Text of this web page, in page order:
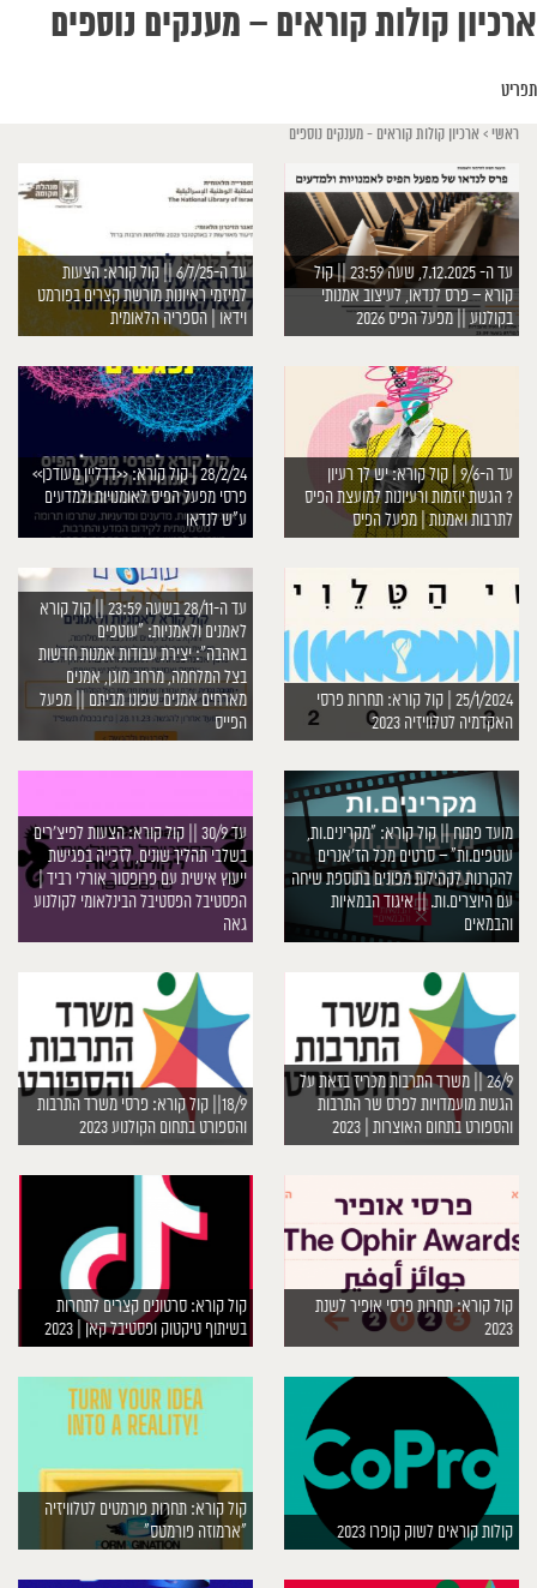
ארכיון קולות קוראים – מענקים נוספים
תפריט
ראשי > ארכיון קולות קוראים - מענקים נוספים
עד ה- 7.12.2025, שעה 23:59 || קול
קורא – פרס לנדאו, לעיצוב אמנותי
בקולנוע || מפעל הפיס 2026
עד ה-6/7/25 || קול קורא: הצעות
למיזמי ראיונות מורשת קצרים בפורמט
וידאו | הספריה הלאומית
עד ה-9/6 | קול קורא: יש לך רעיון
? הגשת יוזמות ורעיונות למועצת הפיס
לתרבות ואמנות | מפעל הפיס
28/2/24 | קול קורא: <<דדליין מעודכן>>
פרסי מפעל הפיס לאומנויות ולמדעים
ע”ש לנדאו
25/1/2024 | קול קורא: תחרות פרסי
האקדמיה לטלוויזיה 2023
עד ה-28/11 בשעה 23:59 || קול קורא
לאמנים ולאמניות: ״עוטפים
באהבה״: יצירת עבודות אמנות חדשות
בצל המלחמה, מרחב מוגן, אמנים
מארחים אמנים שפונו מביתם || מפעל
הפייס
מועד פתוח || קול קורא: ״מקרינים.ות,
עוטפים.ות״ – סרטים מכל הז׳אנרים
להקרנות לקהילות מפונים בתוספת שיחה
עם היוצרים.ות. || איגוד הבמאיות
והבמאים
עד 30/9 || קול קורא: הצעות לפיצ׳רים
בשלבי תהליך שונים, לזכייה בפגישת
ייעוץ אישית עם פרופסור אורלי רביד |
הפסטיבל הפסטיבל הבינלאומי לקולנוע
גאה
26/9 || משרד התרבות מכריז בזאת על
הגשת מועמדויות לפרס שר התרבות
והספורט בתחום האוצרות | 2023
18/9|| קול קורא: פרסי משרד התרבות
והספורט בתחום הקולנוע 2023
קול קורא: תחרות פרסי אופיר לשנת
2023
קול קורא: סרטונים קצרים לתחרות
בשיתוף טיקטוק ופסטיבל קאן | 2023
קולות קוראים לשוק קופרו 2023
קול קורא: תחרות פורמטים לטלוויזיה
“ארמוזה פורמטס”